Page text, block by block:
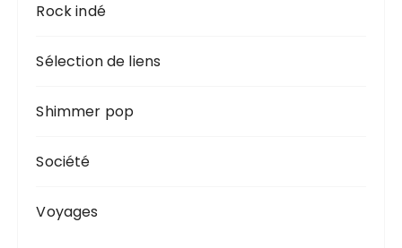
Rock indé
Sélection de liens
Shimmer pop
Société
Voyages